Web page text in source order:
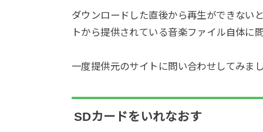
ダウンロードした直後から再生ができない
トから提供されている音楽ファイル自体に
一度提供元のサイトに問い合わせしてみま
SDカードをいれなおす